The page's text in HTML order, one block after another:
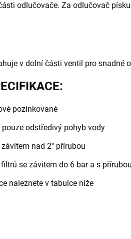
odlučovače. Za odlučovač
v dolní části ventil pro snadné
pozinkované
odstředivý pohyb vody
nad 2" přírubou
se závitem do 6 bar a s
naleznete v tabulce níže